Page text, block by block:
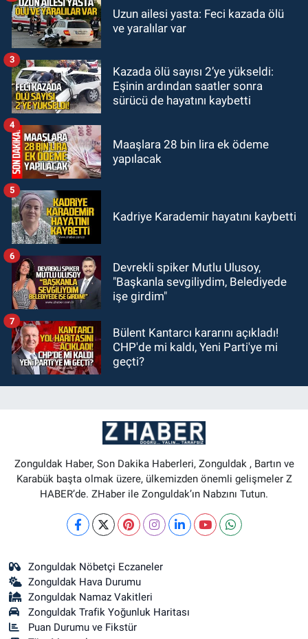
14:44Zonguldak nefes alamıyor.
KARABÜK
13:26
bastırdı. Cumhurbaşkanı Erdoğan
Uzun ailesi yasta: Feci kazada ölü
ve yaralılar var
Kazada ölü sayısı 2’ye yükseldi:
Eşinin ardından saatler sonra
sürücü de hayatını kaybetti
3
Maaşlara 28 bin lira ek ödeme
yapılacak
4
Kadriye Karademir hayatını kaybetti
5
Devrekli spiker Mutlu Ulusoy,
"Başkanla sevgiliydim, Belediyede
işe girdim"
6
Bülent Kantarcı kararını açıkladı!
CHP'de mi kaldı, Yeni Parti'ye mi
geçti?
7
Zonguldak Haber, Son Dakika Haberleri, Zonguldak , Bartın ve
Karabük başta olmak üzere, ülkemizden önemli gelişmeler Z
HABER’de. ZHaber ile Zonguldak’ın Nabzını Tutun.
Zonguldak Nöbetçi Eczaneler
Zonguldak Hava Durumu
Zonguldak Namaz Vakitleri
Zonguldak Trafik Yoğunluk Haritası
Puan Durumu ve Fikstür